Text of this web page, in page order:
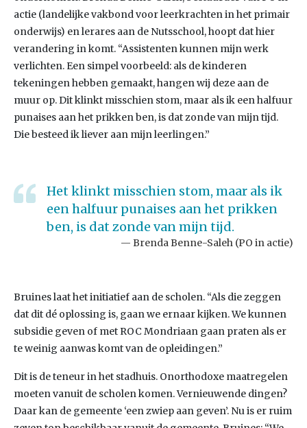
actie (landelijke vakbond voor leerkrachten in het primair
onderwijs) en lerares aan de Nutsschool, hoopt dat hier
verandering in komt. “Assistenten kunnen mijn werk
verlichten. Een simpel voorbeeld: als de kinderen
tekeningen hebben gemaakt, hangen wij deze aan de
muur op. Dit klinkt misschien stom, maar als ik een halfuur
punaises aan het prikken ben, is dat zonde van mijn tijd.
Die besteed ik liever aan mijn leerlingen.”
Het klinkt misschien stom, maar als ik
een halfuur punaises aan het prikken
ben, is dat zonde van mijn tijd.
Brenda Benne-Saleh (PO in actie)
Bruines laat het initiatief aan de scholen. “Als die zeggen
dat dit dé oplossing is, gaan we ernaar kijken. We kunnen
subsidie geven of met ROC Mondriaan gaan praten als er
te weinig aanwas komt van de opleidingen.”
Dit is de teneur in het stadhuis. Onorthodoxe maatregelen
moeten vanuit de scholen komen. Vernieuwende dingen?
Daar kan de gemeente ‘een zwiep aan geven’. Nu is er ruim